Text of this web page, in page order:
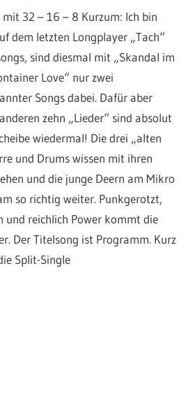
32 – 16 – 8 Kurzum: Ich bin
dem letzten Longplayer „Tach“
sind diesmal mit „Skandal im
Love“ nur zwei
Songs dabei. Dafür aber
zehn „Lieder“ sind absolut
wiedermal! Die drei „alten
und Drums wissen mit ihren
und die junge Deern am Mikro
so richtig weiter. Punkgerotzt,
und reichlich Power kommt die
Der Titelsong ist Programm. Kurz
Split-Single